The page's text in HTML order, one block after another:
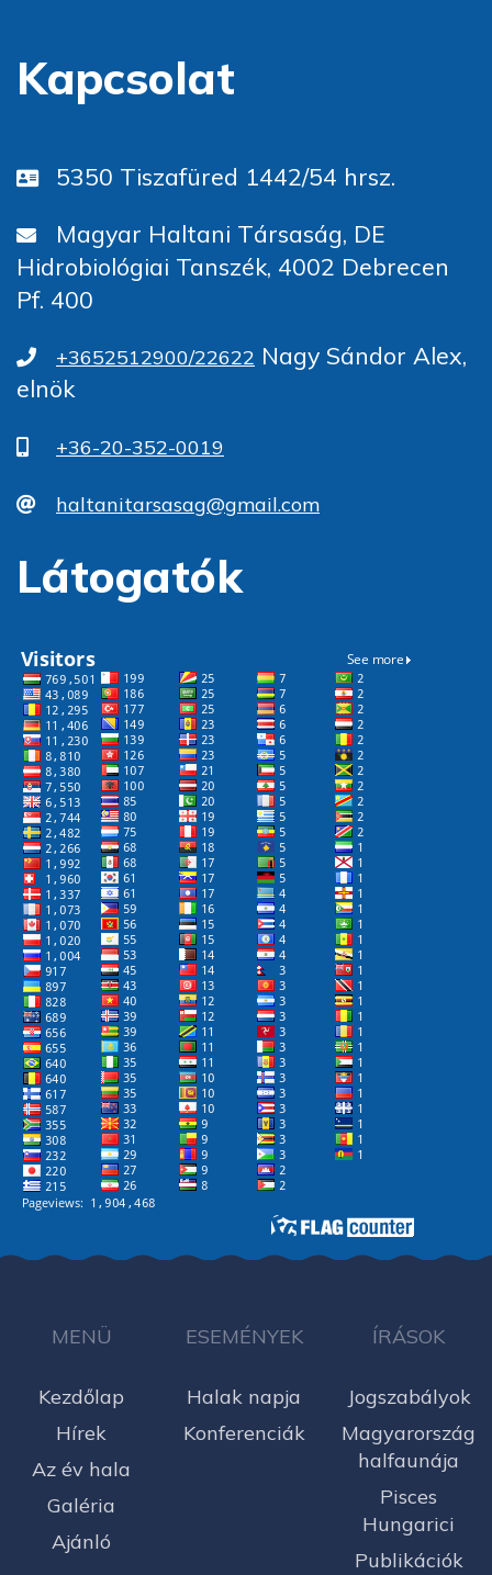
Kapcsolat
5350 Tiszafüred 1442/54 hrsz.
Magyar Haltani Társaság, DE
Hidrobiológiai Tanszék, 4002 Debrecen
Pf. 400
+3652512900/22622 Nagy Sándor Alex,
elnök
+36-20-352-0019
haltanitarsasag@gmail.com
Látogatók
MENÜ
Kezdőlap
Hírek
Az év hala
Galéria
Ajánló
ESEMÉNYEK
Halak napja
Konferenciák
ÍRÁSOK
Jogszabályok
Magyarország
halfaunája
Pisces
Hungarici
Publikációk